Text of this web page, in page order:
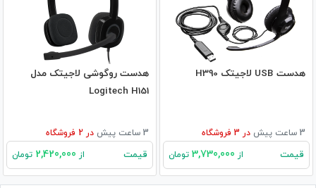
هدست USB لاجیتک H390
3 ساعت پیش در فروشگاه
قیمت از تومان
هدست روگوشی لاجیتک مدل
Logitech H151
3 ساعت پیش در فروشگاه
قیمت از تومان